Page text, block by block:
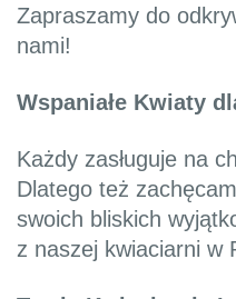
Zapraszamy do
nami!
Wspaniałe Kwiaty
Każdy zasługuje na
Dlatego też
swoich bliskich
z naszej kwiaciarni w